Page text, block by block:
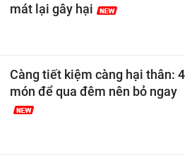
mát lại gây hại
Càng tiết kiệm càng hại thân: 4
món để qua đêm nên bỏ ngay